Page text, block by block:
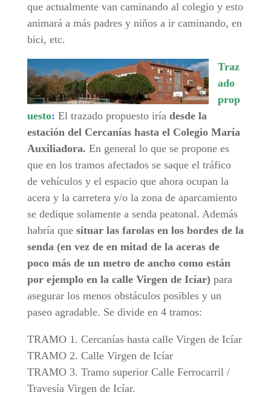
que actualmente van caminando al colegio y esto
animará a más padres y niños a ir caminando, en
bici, etc.
Traz
ado
prop
uesto: El trazado propuesto iría desde la
estación del Cercanías hasta el Colegio María
Auxiliadora. En general lo que se propone es
que en los tramos afectados se saque el tráfico
de vehículos y el espacio que ahora ocupan la
acera y la carretera y/o la zona de aparcamiento
se dedique solamente a senda peatonal. Además
habría que situar las farolas en los bordes de la
senda (en vez de en mitad de la aceras de
poco más de un metro de ancho como están
por ejemplo en la calle Virgen de Icíar)para
asegurar los menos obstáculos posibles y un
paseo agradable. Se divide en 4 tramos:
TRAMO 1. Cercanías hasta calle Virgen de Icíar
TRAMO 2. Calle Virgen de Icíar
TRAMO 3. Tramo superior Calle Ferrocarril /
Travesía Virgen de Icíar.